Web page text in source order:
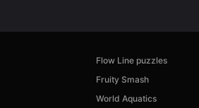
Flow Line puzzles
Fruity Smash
World Aquatics